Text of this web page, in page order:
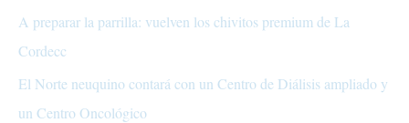
A preparar la parrilla: vuelven los chivitos premium de La
Cordecc
El Norte neuquino contará con un Centro de Diálisis ampliado y
un Centro Oncológico